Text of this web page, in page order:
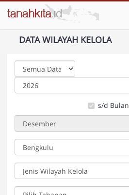
DATA WILAYAH KELOLA
s/d Bulan